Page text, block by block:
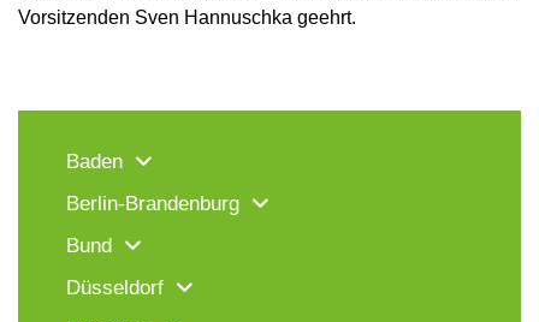
Vorsitzenden Sven Hannuschka geehrt.
Baden
Berlin-Brandenburg
Bund
Düsseldorf